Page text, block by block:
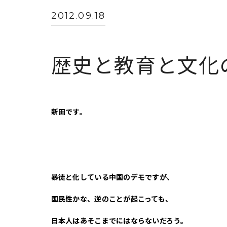
2012.09.18
歴史と教育と文化
新田です。
暴徒と化している中国のデモですが、
国民性かな、逆のことが起こっても、
日本人はあそこまでにはならないだろう。